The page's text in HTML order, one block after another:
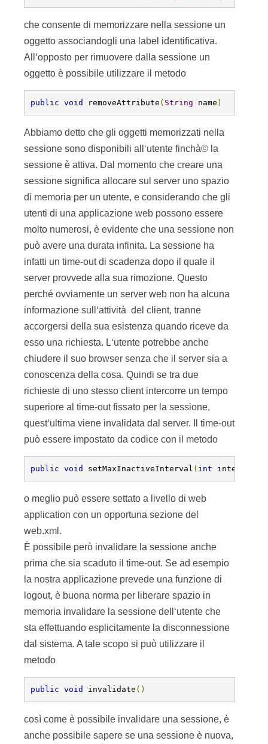
che consente di memorizzare nella sessione un
oggetto associandogli una label identificativa.
All‘opposto per rimuovere dalla sessione un
oggetto è possibile utilizzare il metodo
public void removeAttribute ( String name )
Abbiamo detto che gli oggetti memorizzati nella
sessione sono disponibili all‘utente finchà© la
sessione è attiva. Dal momento che creare una
sessione significa allocare sul server uno spazio
di memoria per un utente, e considerando che gli
utenti di una applicazione web possono essere
molto numerosi, è evidente che una sessione non
può avere una durata infinita. La sessione ha
infatti un time-out di scadenza dopo il quale il
server provvede alla sua rimozione. Questo
perché ovviamente un server web non ha alcuna
informazione sull‘attività del client, tranne
accorgersi della sua esistenza quando riceve da
esso una richiesta. L‘utente potrebbe anche
chiudere il suo browser senza che il server sia a
conoscenza della cosa. Quindi se tra due
richieste di uno stesso client intercorre un tempo
superiore al time-out fissato per la sessione,
quest‘ultima viene invalidata dal server. Il time-out
può essere impostato da codice con il metodo
public void setMaxInactiveInterval ( int interval
o meglio può essere settato a livello di web
application con un opportuna sezione del
web.xml.
È possibile però invalidare la sessione anche
prima che sia scaduto il time-out. Se ad esempio
la nostra applicazione prevede una funzione di
logout, è buona norma per liberare spazio in
memoria invalidare la sessione dell‘utente che
sta effettuando esplicitamente la disconnessione
dal sistema. A tale scopo si può utilizzare il
metodo
public void invalidate ()
così come è possibile invalidare una sessione, è
anche possibile sapere se una sessione è nuova,